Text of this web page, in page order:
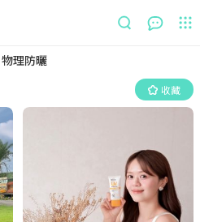
物理防曬
收藏
收藏